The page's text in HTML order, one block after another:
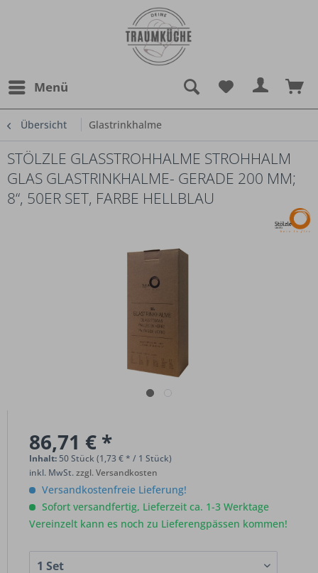
Menü
Übersicht Glastrinkhalme
STÖLZLE GLASSTROHHALME STROHHALM
GLAS GLASTRINKHALME- GERADE 200 MM;
8“, 50ER SET, FARBE HELLBLAU
86,71 € *
Inhalt: 50 Stück (1,73 € * / 1 Stück)
inkl. MwSt.zzgl. Versandkosten
Versandkostenfreie Lieferung!
Sofort versandfertig, Lieferzeit ca. 1-3 Werktage
Vereinzelt kann es noch zu Lieferengpässen kommen!